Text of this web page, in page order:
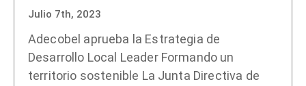
Julio 7th, 2023
Adecobel aprueba la Estrategia de
Desarrollo Local Leader Formando un
territorio sostenible La Junta Directiva de